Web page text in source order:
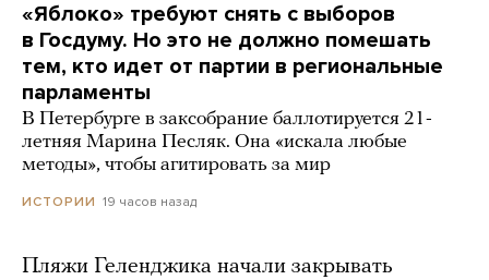
«Яблоко» требуют снять с выборов
в Госдуму. Но это не должно помешать
тем, кто идет от партии в региональные
парламенты
В Петербурге в заксобрание баллотируется 21-
летняя Марина Песляк. Она «искала любые
методы», чтобы агитировать за мир
ИСТОРИИ 19 часов назад
Пляжи Геленджика начали закрывать